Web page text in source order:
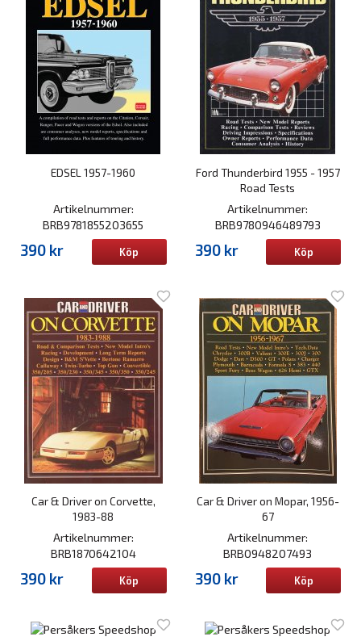
EDSEL 1957-1960
Artikelnummer:
BRB9781855203655
390 kr Köp
Ford Thunderbird 1955 - 1957
Road Tests
Artikelnummer:
BRB9780946489793
390 kr Köp
Car & Driver on Corvette,
1983-88
Artikelnummer:
BRB1870642104
390 kr Köp
Car & Driver on Mopar, 1956-
67
Artikelnummer:
BRB0948207493
390 kr Köp